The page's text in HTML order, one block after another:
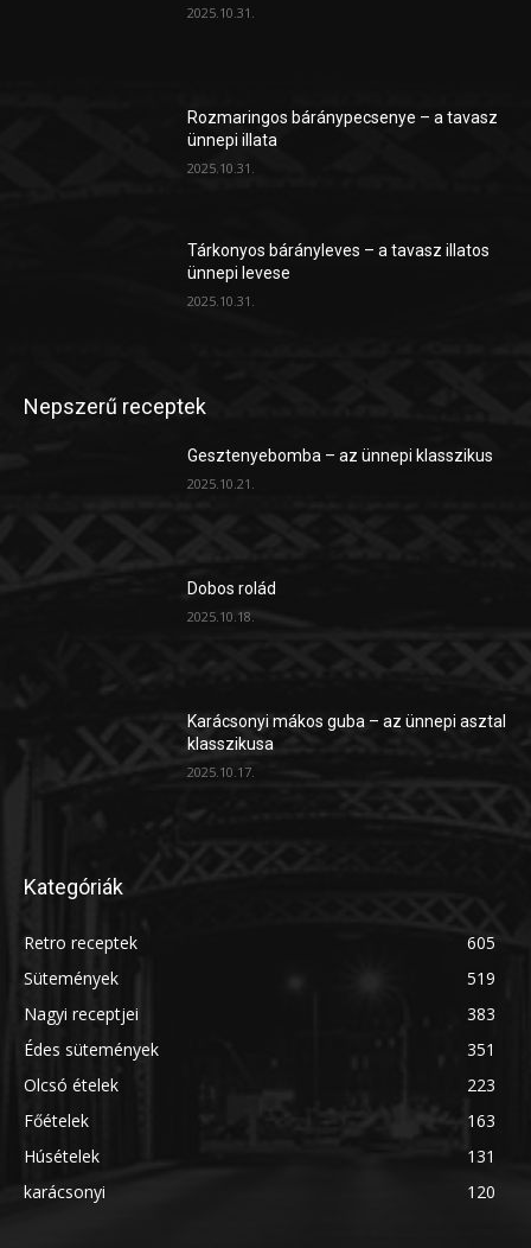
2025.10.31.
Rozmaringos báránypecsenye – a tavasz
ünnepi illata
2025.10.31.
Tárkonyos bárányleves – a tavasz illatos
ünnepi levese
2025.10.31.
Nepszerű receptek
Gesztenyebomba – az ünnepi klasszikus
2025.10.21.
Dobos rolád
2025.10.18.
Karácsonyi mákos guba – az ünnepi asztal
klasszikusa
2025.10.17.
Kategóriák
Retro receptek
605
Sütemények
519
Nagyi receptjei
383
Édes sütemények
351
Olcsó ételek
223
Főételek
163
Húsételek
131
karácsonyi
120